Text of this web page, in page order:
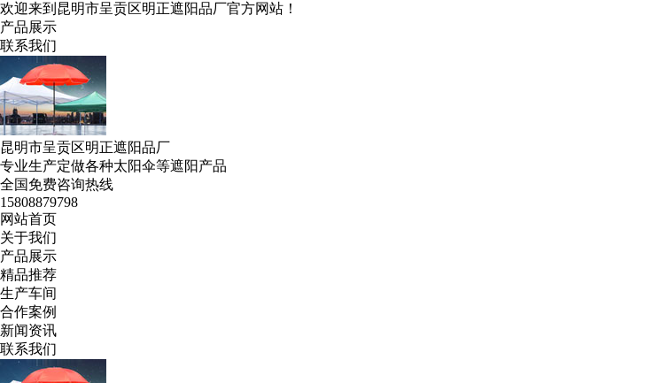
欢迎来到昆明市呈贡区明正遮阳品厂官方网站！
产品展示
联系我们
昆明市呈贡区明正遮阳品厂
专业生产定做各种太阳伞等遮阳产品
全国免费咨询热线
15808879798
网站首页
关于我们
产品展示
精品推荐
生产车间
合作案例
新闻资讯
联系我们